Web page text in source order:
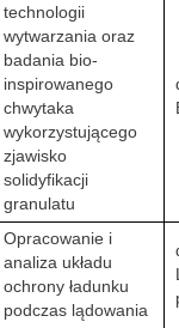
technologii
wytwarzania oraz
badania bio-
inspirowanego
chwytaka
wykorzystującego
zjawisko
solidyfikacji
granulatu
Opracowanie i
analiza układu
ochrony ładunku
podczas lądowania